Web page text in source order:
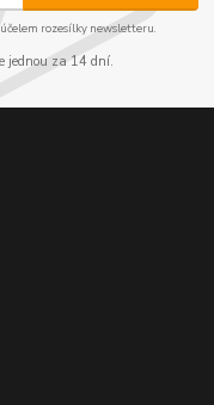
rozesílky newsletteru.
jednou za 14 dní.